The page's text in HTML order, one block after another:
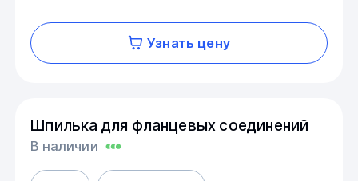
Узнать цену
Шпилька для фланцевых соединений
В наличии